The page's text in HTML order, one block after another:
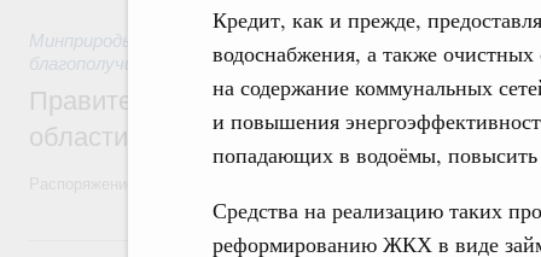
Кредит, как и прежде,
водоснабжения, а также
на содержание коммунальных
и повышения
попадающих в водоёмы, повысить
Средства на реализацию таких
реформированию ЖКХ в виде
Минприроды России
благополучие»
Правительство увеличило объём
области в рамках федерального
31 июля, пятница